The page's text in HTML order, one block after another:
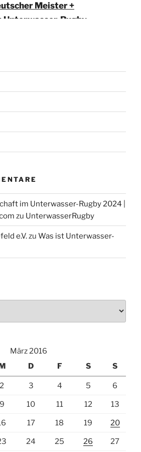
Meister +
Rugby
Rugby Euro-League
Rugby bei
Abteilung auf Facebook ...
im Unterwasser-Rugby 2024 |
zu UnterwasserRugby
e.V.zu Was ist Unterwasser-
März 2016
D F S S
2 3 4 5 6
9 10 11 12 13
17 18 19 20
24 25 26 27